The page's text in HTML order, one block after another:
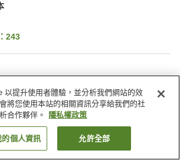
243
Spa／美容沙龍
自動販賣機
找客房
以提升使用者體驗，並分析我們網站的效
將您使用本站的相關資訊分享給我們的社
合作夥伴。
隱私權政策
個人資訊 允許全部